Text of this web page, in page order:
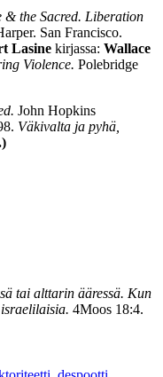
& the Sacred. Liberation
San Francisco.
Lasine kirjassa: Wallace
Violence. Polebridge
John Hopkins
Väkivalta ja pyhä,
tai alttarin ääressä. Kun
4Moos 18:4.